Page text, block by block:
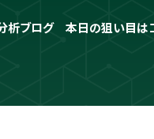
プ
析ブログ　本日の狙い目はコ